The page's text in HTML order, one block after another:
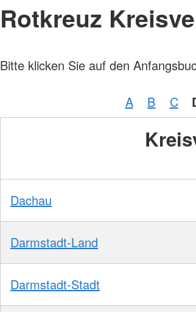
Rotkreuz
Bitte klicken Sie auf den
A B C
Dachau
Darmstadt-Land
Darmstadt-Stadt